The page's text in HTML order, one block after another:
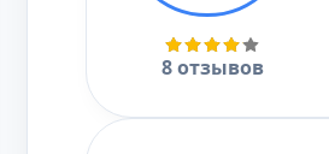
8 отзывов